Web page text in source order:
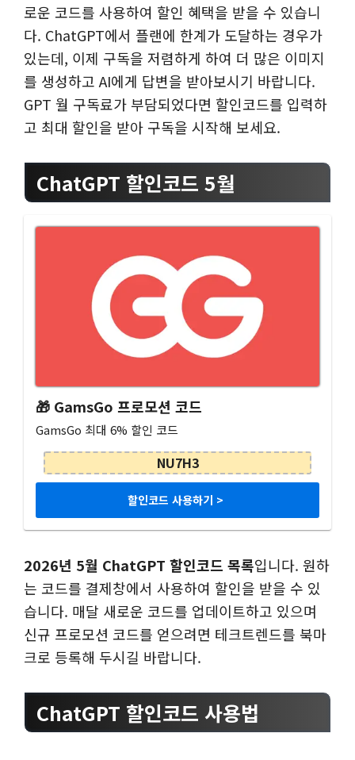
로운 코드를 사용하여 할인 혜택을 받을 수 있습니
다. ChatGPT에서 플랜에 한계가 도달하는 경우가
있는데, 이제 구독을 저렴하게 하여 더 많은 이미지
를 생성하고 AI에게 답변을 받아보시기 바랍니다.
GPT 월 구독료가 부담되었다면 할인코드를 입력하
고 최대 할인을 받아 구독을 시작해 보세요.
ChatGPT 할인코드 5월
🎁 GamsGo 프로모션 코드
GamsGo 최대 6% 할인 코드
NU7H3
할인코드 사용하기 >
2026년 5월 ChatGPT 할인코드 목록입니다. 원하
는 코드를 결제창에서 사용하여 할인을 받을 수 있
습니다. 매달 새로운 코드를 업데이트하고 있으며
신규 프로모션 코드를 얻으려면 테크트렌드를 북마
크로 등록해 두시길 바랍니다.
ChatGPT 할인코드 사용법